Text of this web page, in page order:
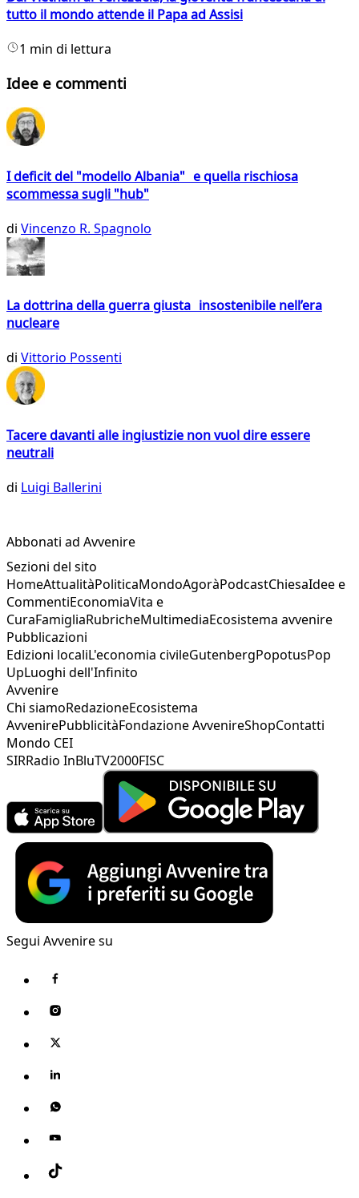
tutto il mondo attende il Papa ad Assisi
1 min di lettura
Idee e commenti
I deficit del "modello Albania" e quella rischiosa
scommessa sugli "hub"
di Vincenzo R. Spagnolo
La dottrina della guerra giusta insostenibile nell’era
nucleare
di Vittorio Possenti
Tacere davanti alle ingiustizie non vuol dire essere
neutrali
di Luigi Ballerini
Abbonati ad Avvenire
Sezioni del sito
HomeAttualitàPoliticaMondoAgoràPodcastChiesaIdee e
CommentiEconomiaVita e
CuraFamigliaRubricheMultimediaEcosistema avvenire
Pubblicazioni
Edizioni localiL'economia civileGutenbergPopotusPop
UpLuoghi dell'Infinito
Avvenire
Chi siamoRedazioneEcosistema
AvvenirePubblicitàFondazione AvvenireShopContatti
Mondo CEI
SIRRadio InBluTV2000FISC
Segui Avvenire su